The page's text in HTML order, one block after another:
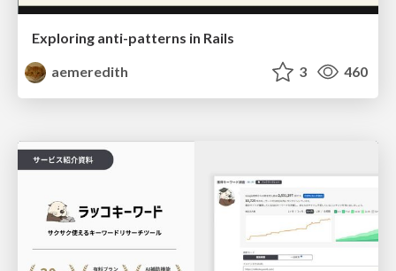
Exploring anti-patterns in Rails
aemeredith
3 460